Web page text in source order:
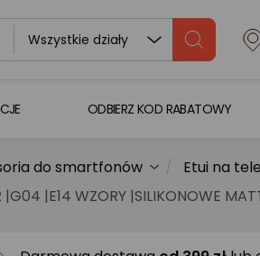
Wszystkie działy
ODBIERZ KOD RABATOWY
do smartfonów
Etui na
|E14 WZORY |SILIKONOWE